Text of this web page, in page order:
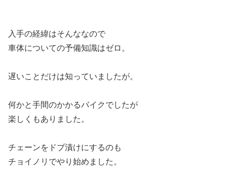
入手の経緯はそんななので
車体についての予備知識はゼロ。
遅いことだけは知っていましたが。
何かと手間のかかるバイクでしたが
楽しくもありました。
チェーンをドブ漬けにするのも
チョイノリでやり始めました。